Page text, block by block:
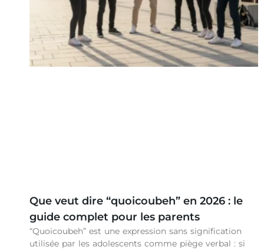
Que veut dire “quoicoubeh” en 2026 : le
guide complet pour les parents
“Quoicoubeh” est une expression sans signification
utilisée par les adolescents comme piège verbal : si